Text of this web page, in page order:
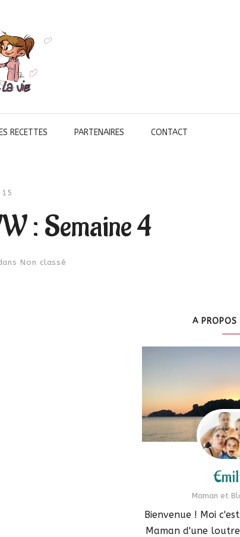
RECETTES PARTENAIRES CONTACT
: Semaine 4
Non classé
A PROPOS
Maman et
Bienvenue ! Moi
Maman d'une